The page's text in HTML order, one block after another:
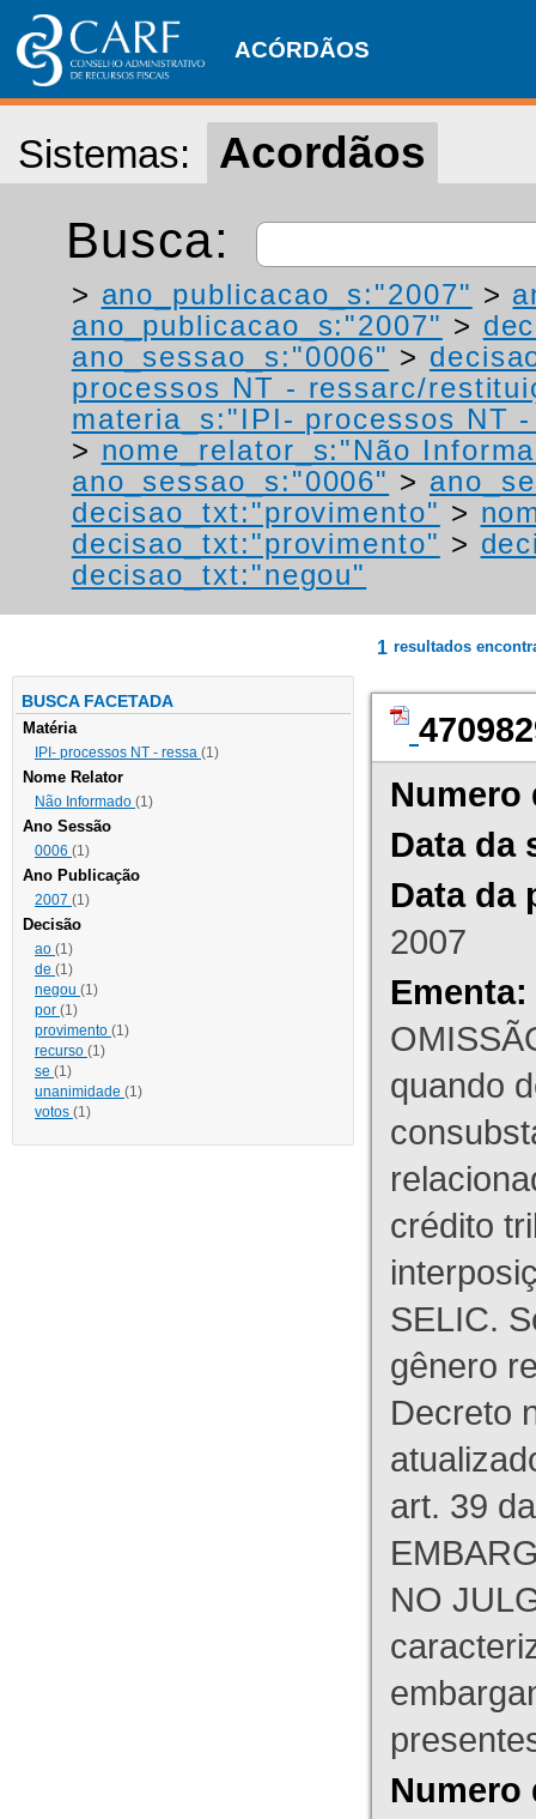
ACÓRDÃOS
Sistemas: Acordãos
Busca:
> ano_publicacao_s:"2007" >
ano_publicacao_s:"2007" >
ano_sessao_s:"0006" >
processos NT - ressarc/
materia_s:"IPI- processos NT
> nome_relator_s:"Não
ano_sessao_s:"0006" >
decisao_txt:"provimento" >
decisao_txt:"provimento" >
decisao_txt:"negou"
BUSCA FACETADA
Matéria
IPI- processos NT - ressa (1)
Nome Relator
Não Informado (1)
Ano Sessão
0006 (1)
Ano Publicação
2007 (1)
Decisão
ao (1)
de (1)
negou (1)
por (1)
provimento (1)
recurso (1)
se (1)
unanimidade (1)
votos (1)
1 resultados
Numero
Data da
Data da
2007
Ementa:
quando
crédito
SELIC.
gênero
Decreto
art. 39
NO
Numero